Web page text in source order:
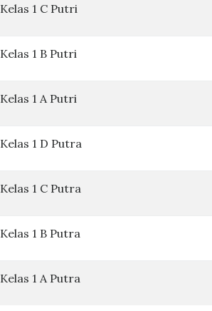
Kelas 1 C Putri
Kelas 1 B Putri
Kelas 1 A Putri
Kelas 1 D Putra
Kelas 1 C Putra
Kelas 1 B Putra
Kelas 1 A Putra